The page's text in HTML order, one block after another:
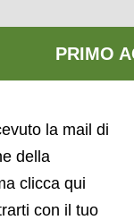
la mail di
della
clicca qui
con il tuo